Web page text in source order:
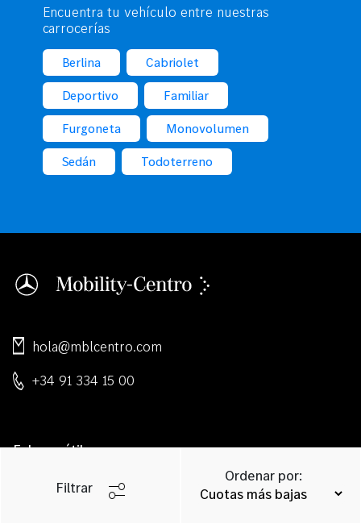
Filtrar
Ordenar por:
Encuentra tu vehículo entre nuestras
carrocerías
Berlina Cabriolet
Deportivo Familiar
Furgoneta Monovolumen
Sedán Todoterreno
hola@mblcentro.com
+34 91 334 15 00
Enlaces útiles
Sobre nosotros